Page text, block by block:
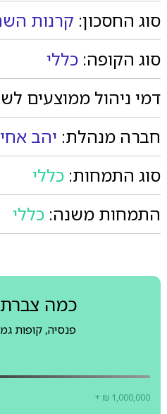
סוג החסכון: קרנות
סוג הקופה: כללי
דמי ניהול ממוצעים
חברה מנהלת: יהב
סוג התמחות: כללי
התמחות משנה: כללי
כמה
פנסיה, קופות
+ ₪ 1,000,000